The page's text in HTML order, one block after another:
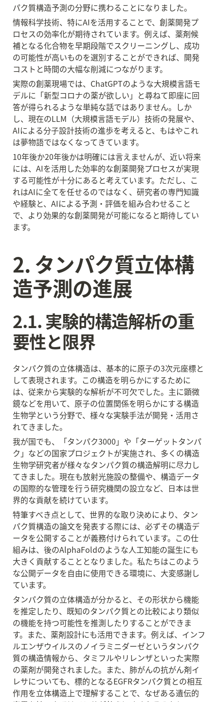
パク質構造予測の分野に携わることになりました。
情報科学技術、特にAIを活用することで、創薬開発プ
ロセスの効率化が期待されています。例えば、薬剤候
補となる化合物を早期段階でスクリーニングし、成功
の可能性が高いものを選別することができれば、開発
コストと時間の大幅な削減につながります。
実際の創薬現場では、ChatGPTのような大規模言語モ
デルに「新型コロナの薬が欲しい」と尋ねて即座に回
答が得られるような単純な話ではありません。しか
し、現在のLLM（大規模言語モデル）技術の発展や、
AIによる分子設計技術の進歩を考えると、もはやこれ
は夢物語ではなくなってきています。
10年後か20年後かは明確には言えませんが、近い将来
には、AIを活用した効率的な創薬開発プロセスが実現
する可能性が十分にあると考えています。ただし、こ
れはAIに全てを任せるのではなく、研究者の専門知識
や経験と、AIによる予測・評価を組み合わせること
で、より効果的な創薬開発が可能になると期待してい
ます。
2. タンパク質立体構
造予測の進展
2.1. 実験的構造解析の重
要性と限界
タンパク質の立体構造は、基本的に原子の3次元座標と
して表現されます。この構造を明らかにするために
は、従来から実験的な解析が不可欠でした。主に顕微
鏡などを用いて、原子の位置関係を明らかにする構造
生物学という分野で、様々な実験手法が開発・活用さ
れてきました。
我が国でも、「タンパク3000」や「ターゲットタンパ
ク」などの国家プロジェクトが実施され、多くの構造
生物学研究者が様々なタンパク質の構造解明に尽力し
てきました。現在も放射光施設の整備や、構造データ
の国際的な管理を行う研究機関の設立など、日本は世
界的な貢献を続けています。
特筆すべき点として、世界的な取り決めにより、タン
パク質構造の論文を発表する際には、必ずその構造デ
ータを公開することが義務付けられています。この仕
組みは、後のAlphaFoldのような人工知能の誕生にも
大きく貢献することとなりました。私たちはこのよう
な公開データを自由に使用できる環境に、大変感謝し
ています。
タンパク質の立体構造が分かると、その形状から機能
を推定したり、既知のタンパク質との比較により類似
の機能を持つ可能性を推測したりすることができま
す。また、薬剤設計にも活用できます。例えば、インフ
ルエンザウイルスのノイラミニダーゼというタンパク
質の構造情報から、タミフルやリレンザといった実際
の薬剤が開発されました。また、肺がんの抗がん剤イ
レサについても、標的となるEGFRタンパク質との相互
作用を立体構造上で理解することで、なぜある遺伝的